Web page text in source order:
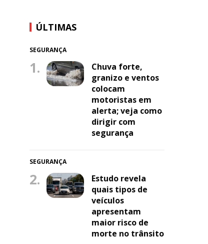
ÚLTIMAS
SEGURANÇA
1.
Chuva forte,
granizo e ventos
colocam
motoristas em
alerta; veja como
dirigir com
segurança
SEGURANÇA
2.
Estudo revela
quais tipos de
veículos
apresentam
maior risco de
morte no trânsito